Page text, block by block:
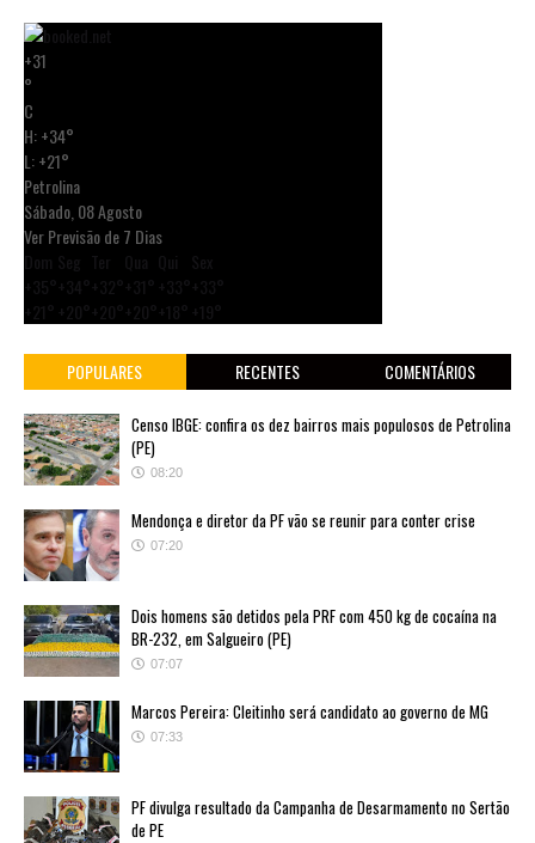
+31
°
C
H:+34°
L:+21°
Petrolina
Sábado, 08 Agosto
Ver Previsão de 7 Dias
POPULARES RECENTES COMENTÁRIOS
Censo IBGE: confira os dez bairros mais populosos de Petrolina
(PE)
08:20
Mendonça e diretor da PF vão se reunir para conter crise
07:20
Dois homens são detidos pela PRF com 450 kg de cocaína na
BR-232, em Salgueiro (PE)
07:07
Marcos Pereira: Cleitinho será candidato ao governo de MG
07:33
PF divulga resultado da Campanha de Desarmamento no Sertão
de PE